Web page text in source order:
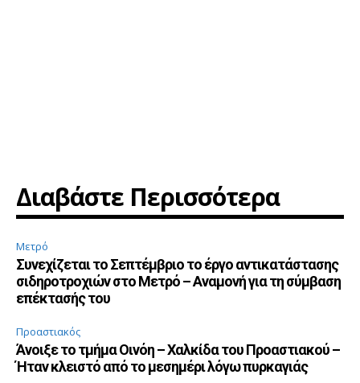
Διαβάστε Περισσότερα
Μετρό
Συνεχίζεται το Σεπτέμβριο το έργο αντικατάστασης
σιδηροτροχιών στο Μετρό – Αναμονή για τη σύμβαση
επέκτασής του
Προαστιακός
Άνοιξε το τμήμα Οινόη – Χαλκίδα του Προαστιακού –
Ήταν κλειστό από το μεσημέρι λόγω πυρκαγιάς